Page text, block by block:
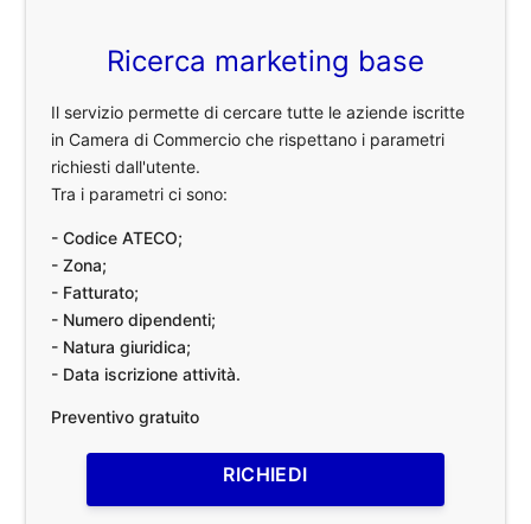
Ricerca marketing base
Il servizio permette di cercare tutte le aziende iscritte
in Camera di Commercio che rispettano i parametri
richiesti dall'utente.
Tra i parametri ci sono:
- Codice ATECO;
- Zona;
- Fatturato;
- Numero dipendenti;
- Natura giuridica;
- Data iscrizione attività.
Preventivo gratuito
RICHIEDI